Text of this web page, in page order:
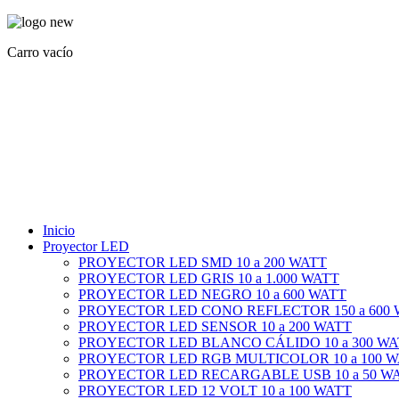
Carro vacío
Inicio
Proyector LED
PROYECTOR LED SMD 10 a 200 WATT
PROYECTOR LED GRIS 10 a 1.000 WATT
PROYECTOR LED NEGRO 10 a 600 WATT
PROYECTOR LED CONO REFLECTOR 150 a 600
PROYECTOR LED SENSOR 10 a 200 WATT
PROYECTOR LED BLANCO CÁLIDO 10 a 300
PROYECTOR LED RGB MULTICOLOR 10 a 100
PROYECTOR LED RECARGABLE USB 10 a 50
PROYECTOR LED 12 VOLT 10 a 100 WATT